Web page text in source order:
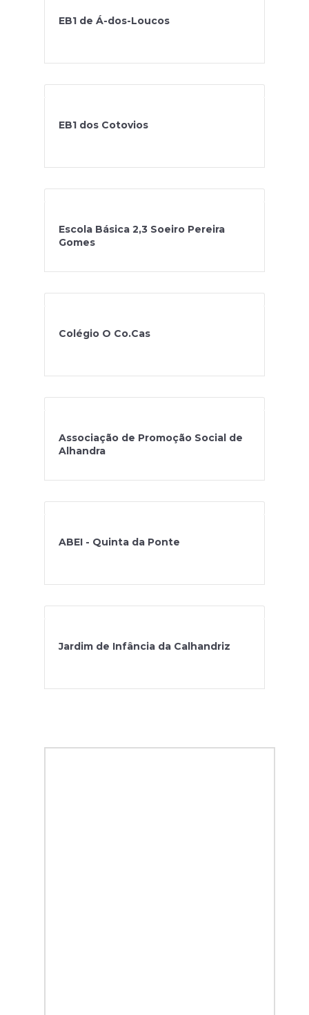
EB1 de Á-dos-Loucos
EB1 dos Cotovios
Escola Básica 2,3 Soeiro Pereira
Gomes
Colégio O Co.Cas
Associação de Promoção Social de
Alhandra
ABEI - Quinta da Ponte
Jardim de Infância da Calhandriz